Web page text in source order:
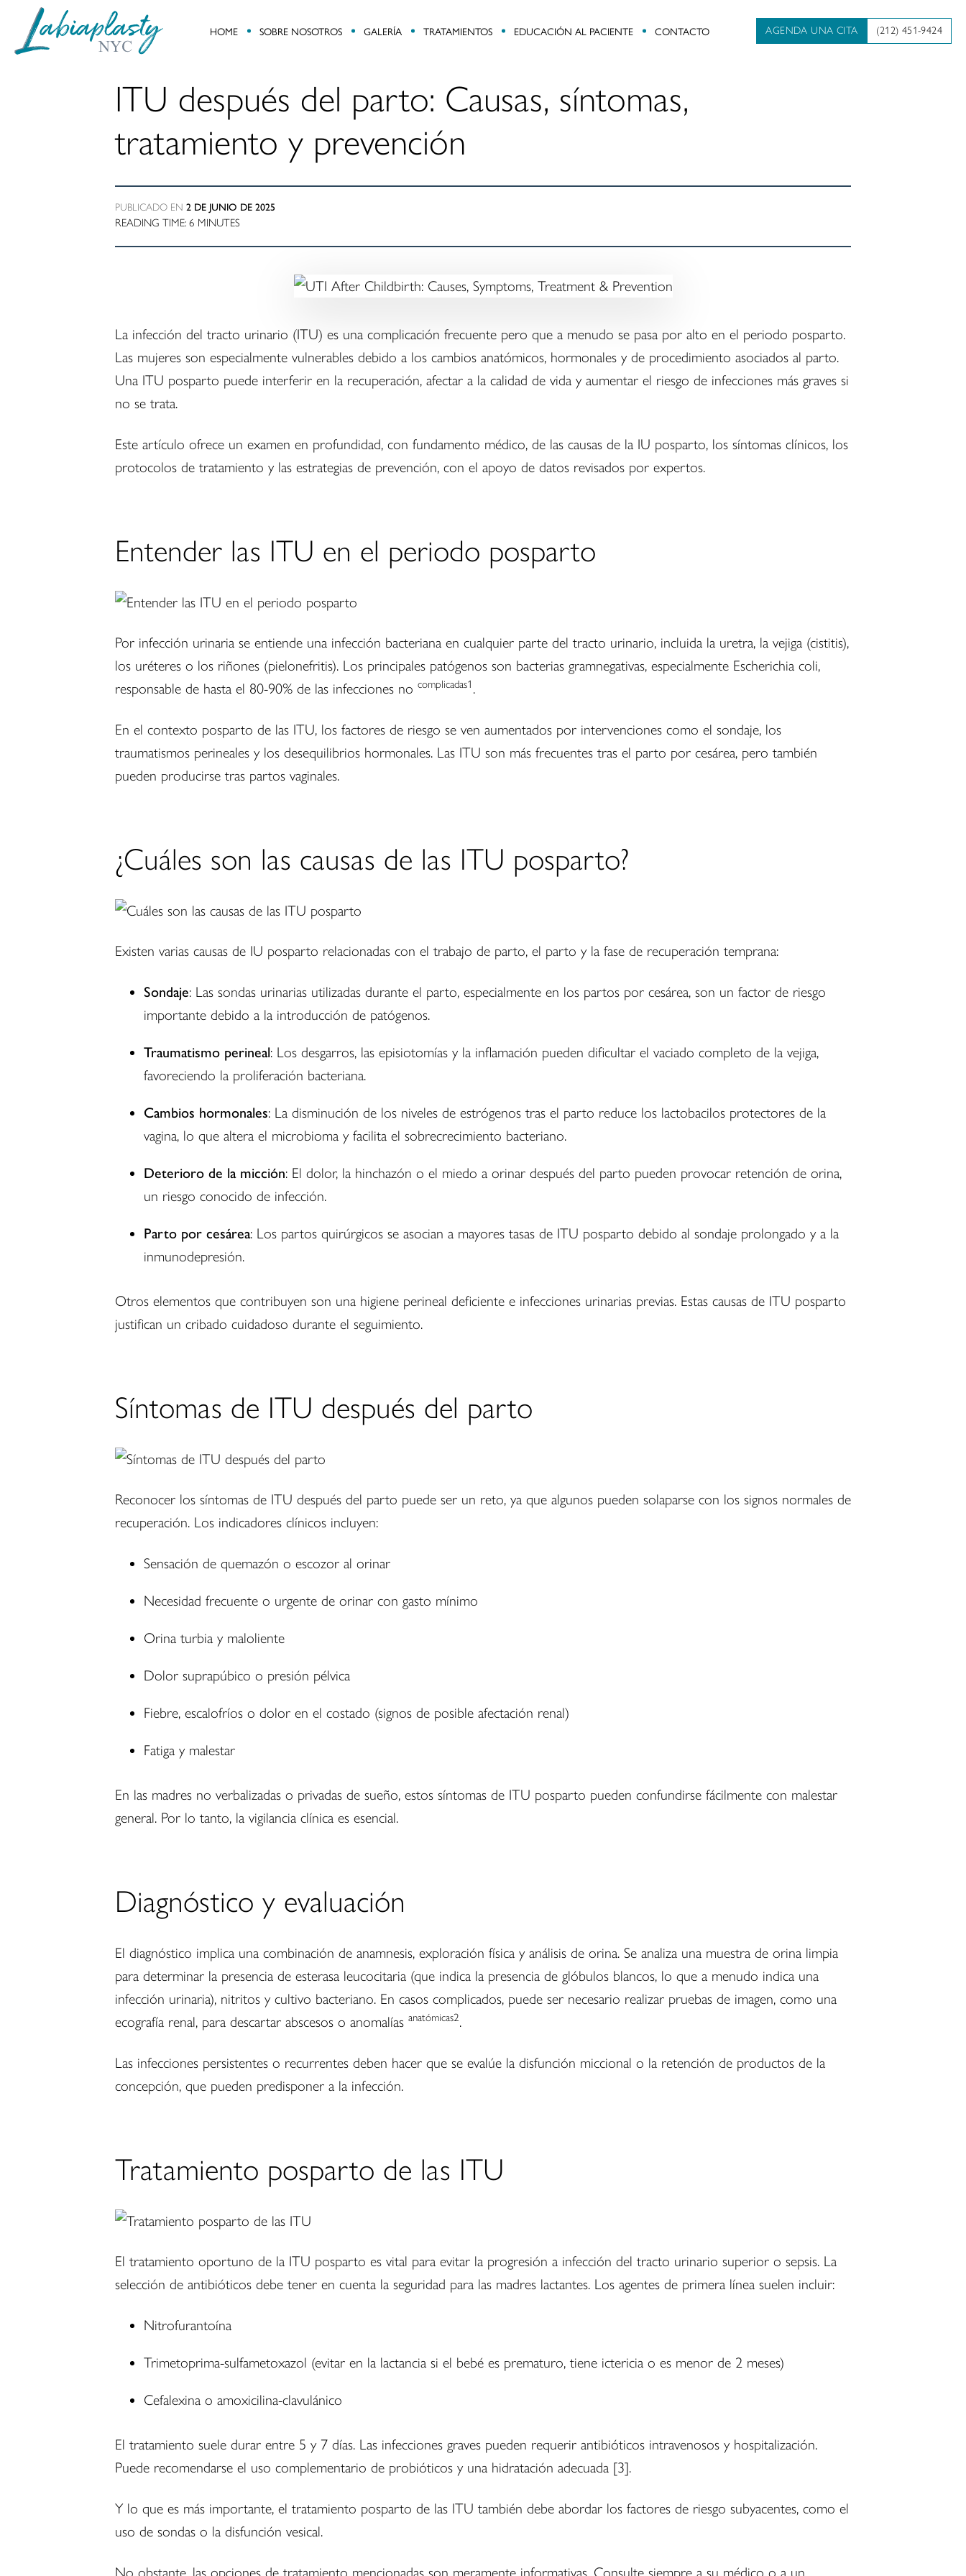
Labiaplasty
Minimally
HOME SOBRE NOSOTROS GALERÍA TRATAMIENTOS EDUCACIÓN AL PACIENTE CONTACTO (212) 451-9424
AGENDA UNA CITA
ITU después del parto: Causas, síntomas,
tratamiento y prevención
PUBLICADO EN 2 DE JUNIO DE 2025
READING TIME: 6 MINUTES
La infección del tracto urinario (ITU) es una complicación frecuente pero que a menudo se pasa por alto en el periodo posparto.
Las mujeres son especialmente vulnerables debido a los cambios anatómicos, hormonales y de procedimiento asociados al parto.
Una ITU posparto puede interferir en la recuperación, afectar a la calidad de vida y aumentar el riesgo de infecciones más graves si
no se trata.
Este artículo ofrece un examen en profundidad, con fundamento médico, de las causas de la IU posparto, los síntomas clínicos, los
protocolos de tratamiento y las estrategias de prevención, con el apoyo de datos revisados por expertos.
Entender las ITU en el periodo posparto
Por infección urinaria se entiende una infección bacteriana en cualquier parte del tracto urinario, incluida la uretra, la vejiga (cistitis),
los uréteres o los riñones (pielonefritis). Los principales patógenos son bacterias gramnegativas, especialmente Escherichia coli,
responsable de hasta el 80-90% de las infecciones no complicadas1 .
En el contexto posparto de las ITU, los factores de riesgo se ven aumentados por intervenciones como el sondaje, los
traumatismos perineales y los desequilibrios hormonales. Las ITU son más frecuentes tras el parto por cesárea, pero también
pueden producirse tras partos vaginales.
¿Cuáles son las causas de las ITU posparto?
Existen varias causas de IU posparto relacionadas con el trabajo de parto, el parto y la fase de recuperación temprana:
Sondaje: Las sondas urinarias utilizadas durante el parto, especialmente en los partos por cesárea, son un factor de riesgo
importante debido a la introducción de patógenos.
Traumatismo perineal: Los desgarros, las episiotomías y la inflamación pueden dificultar el vaciado completo de la vejiga,
favoreciendo la proliferación bacteriana.
Cambios hormonales: La disminución de los niveles de estrógenos tras el parto reduce los lactobacilos protectores de la
vagina, lo que altera el microbioma y facilita el sobrecrecimiento bacteriano.
Deterioro de la micción: El dolor, la hinchazón o el miedo a orinar después del parto pueden provocar retención de orina,
un riesgo conocido de infección.
Parto por cesárea: Los partos quirúrgicos se asocian a mayores tasas de ITU posparto debido al sondaje prolongado y a la
inmunodepresión.
Otros elementos que contribuyen son una higiene perineal deficiente e infecciones urinarias previas. Estas causas de ITU posparto
justifican un cribado cuidadoso durante el seguimiento.
Síntomas de ITU después del parto
Reconocer los síntomas de ITU después del parto puede ser un reto, ya que algunos pueden solaparse con los signos normales de
recuperación. Los indicadores clínicos incluyen:
Sensación de quemazón o escozor al orinar
Necesidad frecuente o urgente de orinar con gasto mínimo
Orina turbia y maloliente
Dolor suprapúbico o presión pélvica
Fiebre, escalofríos o dolor en el costado (signos de posible afectación renal)
Fatiga y malestar
En las madres no verbalizadas o privadas de sueño, estos síntomas de ITU posparto pueden confundirse fácilmente con malestar
general. Por lo tanto, la vigilancia clínica es esencial.
Diagnóstico y evaluación
El diagnóstico implica una combinación de anamnesis, exploración física y análisis de orina. Se analiza una muestra de orina limpia
para determinar la presencia de esterasa leucocitaria (que indica la presencia de glóbulos blancos, lo que a menudo indica una
infección urinaria), nitritos y cultivo bacteriano. En casos complicados, puede ser necesario realizar pruebas de imagen, como una
ecografía renal, para descartar abscesos o anomalías anatómicas2.
Las infecciones persistentes o recurrentes deben hacer que se evalúe la disfunción miccional o la retención de productos de la
concepción, que pueden predisponer a la infección.
Tratamiento posparto de las ITU
El tratamiento oportuno de la ITU posparto es vital para evitar la progresión a infección del tracto urinario superior o sepsis. La
selección de antibióticos debe tener en cuenta la seguridad para las madres lactantes. Los agentes de primera línea suelen incluir:
Nitrofurantoína
Trimetoprima-sulfametoxazol (evitar en la lactancia si el bebé es prematuro, tiene ictericia o es menor de 2 meses)
Cefalexina o amoxicilina-clavulánico
El tratamiento suele durar entre 5 y 7 días. Las infecciones graves pueden requerir antibióticos intravenosos y hospitalización.
Puede recomendarse el uso complementario de probióticos y una hidratación adecuada [3].
Y lo que es más importante, el tratamiento posparto de las ITU también debe abordar los factores de riesgo subyacentes, como el
uso de sondas o la disfunción vesical.
No obstante, las opciones de tratamiento mencionadas son meramente informativas. Consulte siempre a su médico o a un